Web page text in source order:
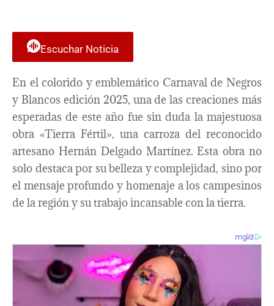
Escuchar Noticia
En el colorido y emblemático Carnaval de Negros
y Blancos edición 2025, una de las creaciones más
esperadas de este año fue sin duda la majestuosa
obra «Tierra Fértil», una carroza del reconocido
artesano Hernán Delgado Martínez. Esta obra no
solo destaca por su belleza y complejidad, sino por
el mensaje profundo y homenaje a los campesinos
de la región y su trabajo incansable con la tierra.